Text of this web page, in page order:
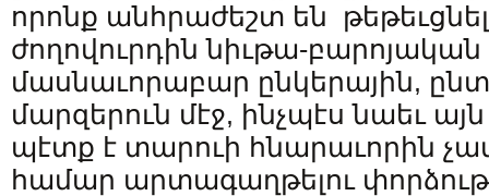
որոնք անհրաժեշտ են
ժողովուրդին նիւթա-
մասնաւորաբար ընկերային,
մարզերուն մէջ, ինչպէս նաեւ
պէտք է տարուի հնարաւորին
համար արտագաղթելու